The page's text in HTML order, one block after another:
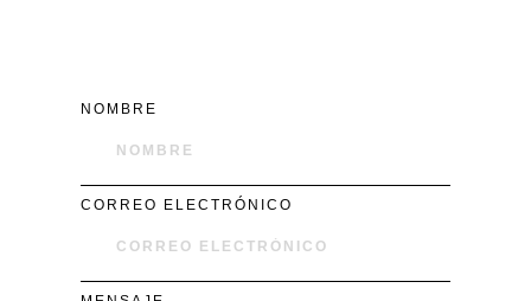
NOMBRE
CORREO ELECTRÓNICO